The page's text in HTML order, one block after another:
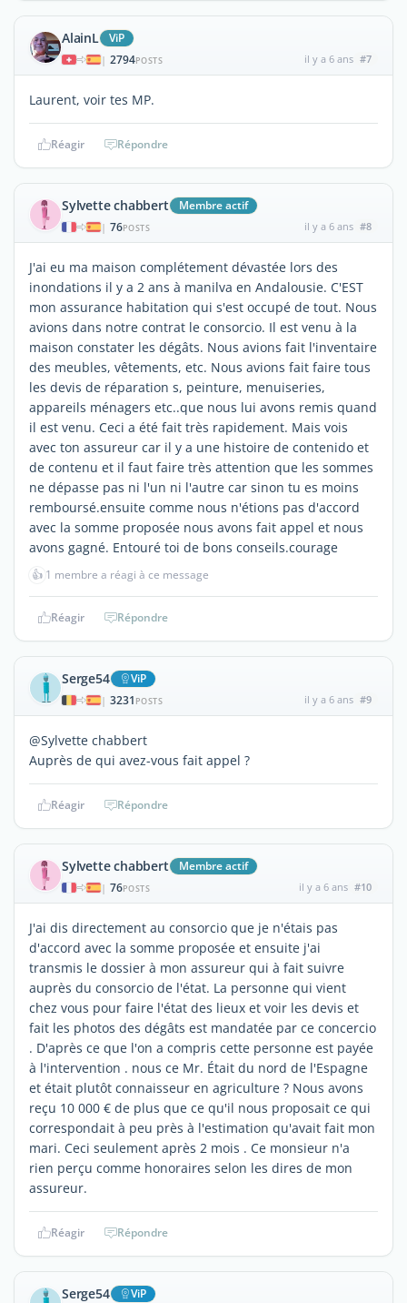
AlainL ViP
| 2794POSTS il y a 6 ans #7
Laurent, voir tes MP.
Réagir Répondre
Sylvette chabbert Membre actif
| 76POSTS il y a 6 ans #8
J'ai eu ma maison complétement dévastée lors des
inondations il y a 2 ans à manilva en Andalousie. C'EST
mon assurance habitation qui s'est occupé de tout. Nous
avions dans notre contrat le consorcio. Il est venu à la
maison constater les dégâts. Nous avions fait l'inventaire
des meubles, vêtements, etc. Nous avions fait faire tous
les devis de réparation s, peinture, menuiseries,
appareils ménagers etc..que nous lui avons remis quand
il est venu. Ceci a été fait très rapidement. Mais vois
avec ton assureur car il y a une histoire de contenido et
de contenu et il faut faire très attention que les sommes
ne dépasse pas ni l'un ni l'autre car sinon tu es moins
remboursé.ensuite comme nous n'étions pas d'accord
avec la somme proposée nous avons fait appel et nous
avons gagné. Entouré toi de bons conseils.courage
👍 1 membre a réagi à ce message
Réagir Répondre
Serge54 ViP
| 3231 POSTS il y a 6 ans #9
@Sylvette chabbert
Auprès de qui avez-vous fait appel ?
Réagir Répondre
Sylvette chabbert Membre actif
| 76POSTS il y a 6 ans #10
J'ai dis directement au consorcio que je n'étais pas
d'accord avec la somme proposée et ensuite j'ai
transmis le dossier à mon assureur qui à fait suivre
auprès du consorcio de l'état. La personne qui vient
chez vous pour faire l'état des lieux et voir les devis et
fait les photos des dégâts est mandatée par ce concercio
. D'après ce que l'on a compris cette personne est payée
à l'intervention . nous ce Mr. Était du nord de l'Espagne
et était plutôt connaisseur en agriculture ? Nous avons
reçu 10 000 € de plus que ce qu'il nous proposait ce qui
correspondait à peu près à l'estimation qu'avait fait mon
mari. Ceci seulement après 2 mois . Ce monsieur n'a
rien perçu comme honoraires selon les dires de mon
assureur.
Réagir Répondre
Serge54 ViP